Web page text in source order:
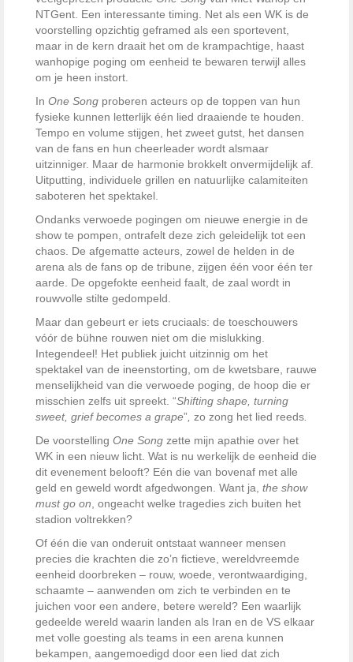
NTGent. Een interessante timing. Net als een WK is de
voorstelling opzichtig geframed als een sportevent,
maar in de kern draait het om de krampachtige, haast
wanhopige poging om eenheid te bewaren terwijl alles
om je heen instort.
In One Song proberen acteurs op de toppen van hun
fysieke kunnen letterlijk één lied draaiende te houden.
Tempo en volume stijgen, het zweet gutst, het dansen
van de fans en hun cheerleader wordt alsmaar
uitzinniger. Maar de harmonie brokkelt onvermijdelijk af.
Uitputting, individuele grillen en natuurlijke calamiteiten
saboteren het spektakel.
Ondanks verwoede pogingen om nieuwe energie in de
show te pompen, ontrafelt deze zich geleidelijk tot een
chaos. De afgematte acteurs, zowel de helden in de
arena als de fans op de tribune, zijgen één voor één ter
aarde. De opgefokte eenheid faalt, de zaal wordt in
rouwvolle stilte gedompeld.
Maar dan gebeurt er iets cruciaals: de toeschouwers
vóór de bühne rouwen niet om die mislukking.
Integendeel! Het publiek juicht uitzinnig om het
spektakel van de ineenstorting, om de kwetsbare, rauwe
menselijkheid van die verwoede poging, de hoop die er
misschien zelfs uit spreekt. “Shifting shape, turning
sweet, grief becomes a grape”, zo zong het lied reeds.
De voorstelling One Song zette mijn apathie over het
WK in een nieuw licht. Wat is nu werkelijk de eenheid die
dit evenement belooft? Eén die van bovenaf met alle
geld en geweld wordt afgedwongen. Want ja, the show
must go on, ongeacht welke tragedies zich buiten het
stadion voltrekken?
Of één die van onderuit ontstaat wanneer mensen
precies die krachten die zo’n fictieve, wereldvreemde
eenheid doorbreken – rouw, woede, verontwaardiging,
schaamte – aanwenden om zich te verbinden en te
juichen voor een andere, betere wereld? Een waarlijk
gedeelde wereld waarin landen als Iran en de VS elkaar
met volle goesting als teams in een arena kunnen
bekampen, aangemoedigd door een lied dat zich